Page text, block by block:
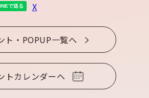
X
ト・POPUP一覧へ
トカレンダーへ